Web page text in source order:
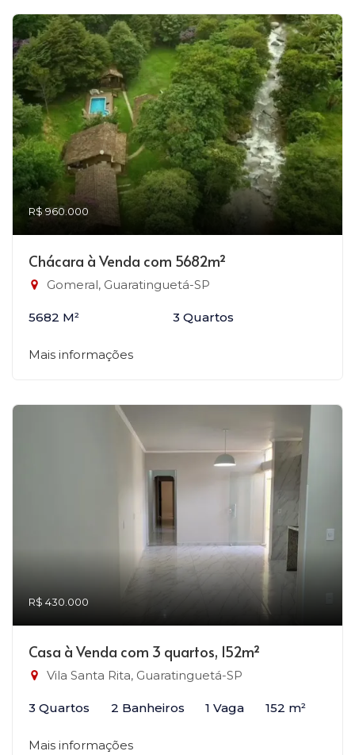
R$ 960.000
Chácara à Venda com 5682m²
Gomeral, Guaratinguetá-SP
5682 M² 3 Quartos
Mais informações
R$ 430.000
Casa à Venda com 3 quartos, 152m²
Vila Santa Rita, Guaratinguetá-SP
3 Quartos 2 Banheiros 1 Vaga 152 m²
Mais informações